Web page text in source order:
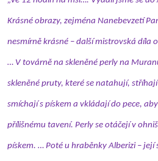
Krásné obrazy, zejména Nanebevzetí
nesmírně krásné – další mistrovská díla
… V továrně na skleněné perly na
skleněné pruty, které se natahují,
smíchají s pískem a vkládají do pece,
přílišnému tavení. Perly se otáčejí v
pískem. … Poté u hraběnky Alberizi – její